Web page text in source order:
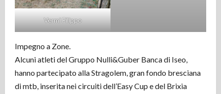
Vermi Filippo
Impegno a Zone.
Alcuni atleti del Gruppo Nulli&Guber Banca di Iseo,
hanno partecipato alla Stragolem, gran fondo bresciana
di mtb, inserita nei circuiti dell’Easy Cup e del Brixia